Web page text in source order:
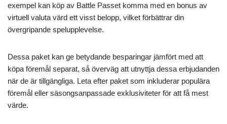
exempel kan köp av Battle Passet komma med en bonus av
virtuell valuta värd ett visst belopp, vilket förbättrar din
övergripande spelupplevelse.
Dessa paket kan ge betydande besparingar jämfört med att
köpa föremål separat, så överväg att utnyttja dessa erbjudanden
när de är tillgängliga. Leta efter paket som inkluderar populära
föremål eller säsongsanpassade exklusiviteter för att få mest
värde.